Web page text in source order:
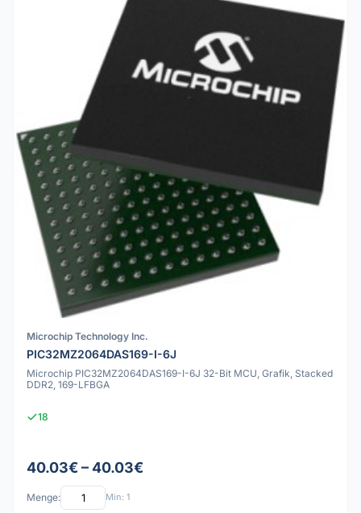
Microchip Technology Inc.
PIC32MZ2064DAS169-I-6J
Microchip PIC32MZ2064DAS169-I-6J 32-Bit MCU, Grafik, Stacked
DDR2, 169-LFBGA
18
40.03€ – 40.03€
Menge: Min: 1